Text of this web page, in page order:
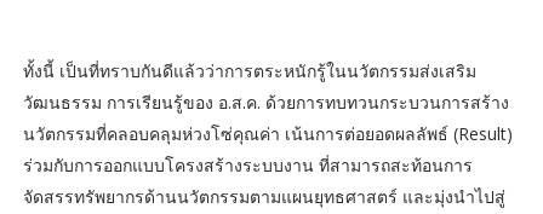
ทั้งนี้ เป็นที่ทราบกันดีแล้วว่าการตระหนักรู้ในนวัตกรรมส่งเสริม
วัฒนธรรม การเรียนรู้ของ อ.ส.ค. ด้วยการทบทวนกระบวนการสร้าง
นวัตกรรมที่คลอบคลุมห่วงโซ่คุณค่า เน้นการต่อยอดผลลัพธ์ (Result)
ร่วมกับการออกแบบโครงสร้างระบบงาน ที่สามารถสะท้อนการ
จัดสรรทรัพยากรด้านนวัตกรรมตามแผนยุทธศาสตร์ และมุ่งนำไปสู่